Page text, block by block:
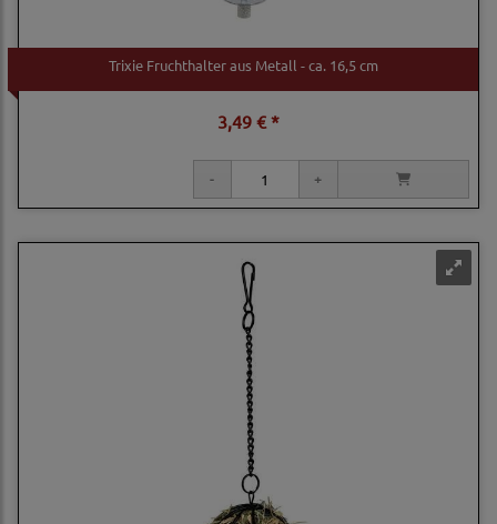
Trixie Fruchthalter aus Metall - ca. 16,5 cm
3,49 € *